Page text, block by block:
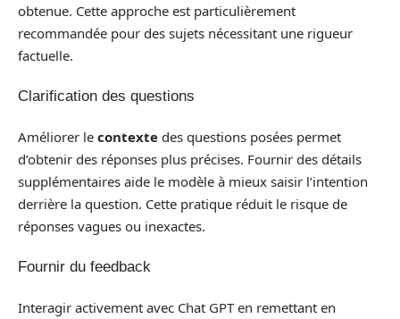
obtenue. Cette approche est particulièrement
recommandée pour des sujets nécessitant une rigueur
factuelle.
Clarification des questions
Améliorer le contexte des questions posées permet
d’obtenir des réponses plus précises. Fournir des détails
supplémentaires aide le modèle à mieux saisir l’intention
derrière la question. Cette pratique réduit le risque de
réponses vagues ou inexactes.
Fournir du feedback
Interagir activement avec Chat GPT en remettant en